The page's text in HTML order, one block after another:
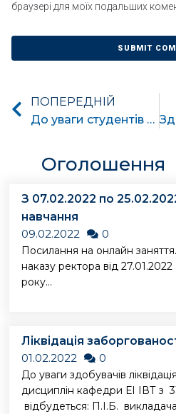
браузері для моїх подальших
ПОПЕРЕДНІЙ
До уваги студентів 18-19 березня 2021 року відбудеться Всеукраїнська науково-практична конференція «Новітні технології у науковій діяльності і навчальному процесі».
Оголошення
З 07.02.2022 по
навчання
09.02.2022
0
Посилання на онлайн
наказу ректора від
року...
Ліквідація
01.02.2022
0
До уваги здобувачів
дисциплін кафедри ЕІ ІВТ з
відбудеться: П.І.Б.